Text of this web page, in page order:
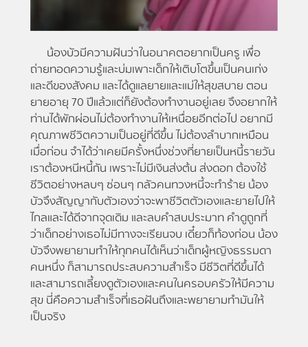
น้องบัวมีความฝันว่าในอนาคตอยากเป็นครู เพื่อ
ถ่ายทอดความรู้และบ่มเพาะเด็กให้เติบโตขึ้นเป็นคนเก่ง
และดีของสังคม และได้ดูแลยายและแม่ให้สุขสบาย ตอน
ยายอายุ 70 ปีแล้วแต่ก็ยังต้องทำงานอยู่เลย จึงอยากให้
ท่านได้พักผ่อนไม่ต้องทำงานให้เหนื่อยอีกต่อไป อยากมี
คุณภาพชีวิตความเป็นอยู่ที่ดีขึ้น ไม่ต้องลำบากเหมือน
เมื่อก่อน จำได้ว่าเคยมีครั้งหนึ่งช่วงที่ยายเป็นหนี้รายวัน
เราต้องหนีหนี้กัน เพราะไม่มีเงินส่งต้น ส่งดอก ต้องใช้
ชีวิตอย่างหลบๆ ซ่อนๆ กลัวคนทวงหนี้จะทำร้าย น้อง
บัวจึงสัญญากับตัวเองว่าจะพาชีวิตตัวเองและยายไปให้
ไกลและได้ดีจากจุดเดิม และลบคำสบประมาท คำดูถูกที่
ว่าเด็กอย่างเธอไม่มีทางจะเรียนจบ เดี๋ยวก็ท้องก่อน น้อง
บัวจึงพยายามทำให้ทุกคนได้เห็นว่าเด็กผู้หญิงธรรมดา
คนหนึ่ง ก็สามารถประสบความสำเร็จ มีชีวิตที่ดีขึ้นได้
และสามารถเลี้ยงดูตัวเองและคนในครอบครัวให้มีความ
สุข นี่คือความสำเร็จที่เธอฝันถึงและพยายามทำมันให้
เป็นจริง